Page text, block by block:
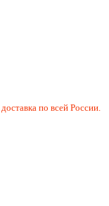
доставка по всей России.